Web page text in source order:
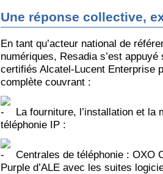
Une réponse collective,
En tant qu’acteur national de
numériques, Resadia s’est
certifiés Alcatel-Lucent Enterprise
complète couvrant :
La fourniture, l’installation et la
téléphonie IP :
Centrales de téléphonie : OXO
Purple d’ALE avec les suites